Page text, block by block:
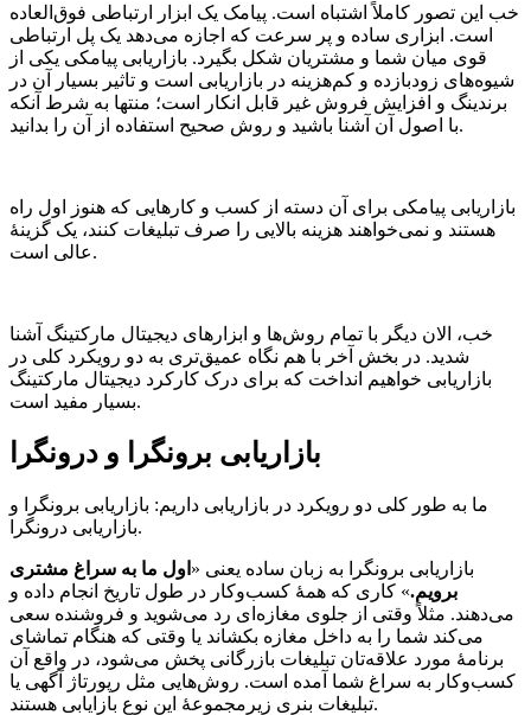
خب این تصور کاملاً اشتباه است. پیامک یک ابزار ارتباطی فوق‌العاده
است. ابزاری ساده و پر سرعت که اجازه می‌دهد یک پل ارتباطی
قوی میان شما و مشتریان شکل بگیرد. بازاریابی پیامکی یکی از
شیوه‌های زودبازده و کم‌هزینه در بازاریابی است و تاثیر بسیار آن در
برندینگ و افزایش فروش غیر قابل انکار است؛ منتها به شرط آنکه
با اصول آن آشنا باشید و روش صحیح استفاده از آن را بدانید.
بازاریابی پیامکی برای آن دسته از کسب و کارهایی که هنوز اول راه
هستند و نمی‌خواهند هزینه بالایی را صرف تبلیغات کنند، یک گزینۀ
عالی است.
خب، الان دیگر با تمام روش‌ها و ابزارهای دیجیتال مارکتینگ آشنا
شدید. در بخش آخر با هم نگاه عمیق‌تری به دو رویکرد کلی در
بازاریابی خواهیم انداخت که برای درک کارکرد دیجیتال مارکتینگ
بسیار مفید است.
بازاریابی برونگرا و درونگرا
ما به طور کلی دو رویکرد در بازاریابی داریم: بازاریابی برونگرا و
بازاریابی درونگرا.
بازاریابی برونگرا به زبان ساده یعنی « اول ما به سراغ مشتری
برویم.» کاری که همۀ کسب‌وکار در طول تاریخ انجام داده و
می‌دهند. مثلاً وقتی از جلوی مغازه‌ای رد می‌شوید و فروشنده سعی
می‌کند شما را به داخل مغازه بکشاند یا وقتی که هنگام تماشای
برنامۀ مورد علاقه‌تان تبلیغات بازرگانی پخش می‌شود، در واقع آن
کسب‌وکار به سراغ شما آمده است. روش‌هایی مثل رپورتاژ آگهی یا
تبلیغات بنری زیرمجموعۀ این نوع بازایابی هستند.